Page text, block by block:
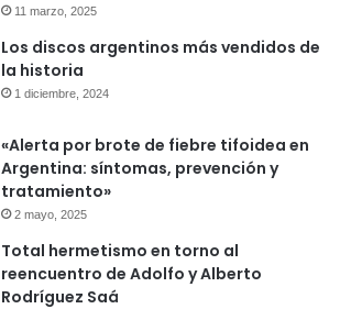
11 marzo, 2025
Los discos argentinos más vendidos de
la historia
1 diciembre, 2024
«Alerta por brote de fiebre tifoidea en
Argentina: síntomas, prevención y
tratamiento»
2 mayo, 2025
Total hermetismo en torno al
reencuentro de Adolfo y Alberto
Rodríguez Saá